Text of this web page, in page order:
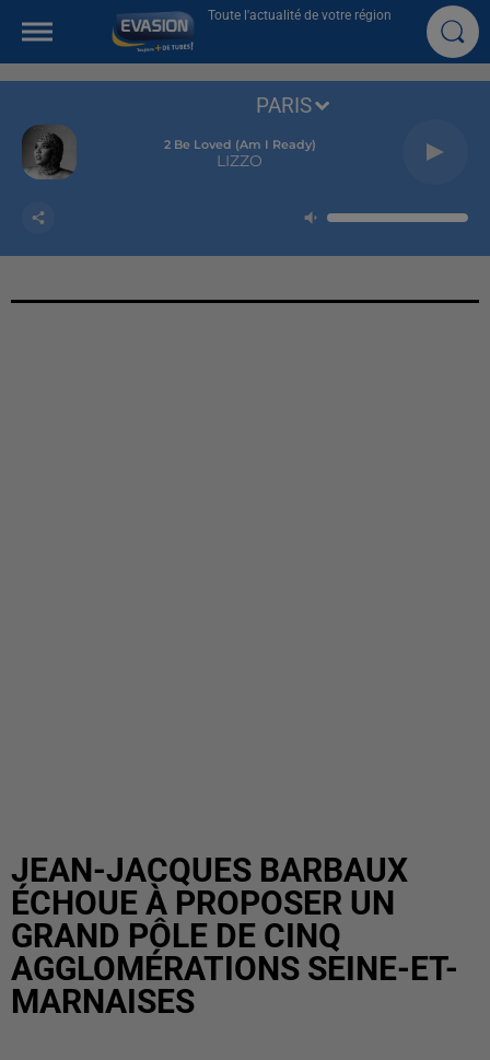
Toute l'actualité de votre région
2 Be Loved (am I Ready)
LIZZO
PARIS
JEAN-JACQUES BARBAUX
ÉCHOUE À PROPOSER UN
GRAND PÔLE DE CINQ
AGGLOMÉRATIONS SEINE-ET-
MARNAISES